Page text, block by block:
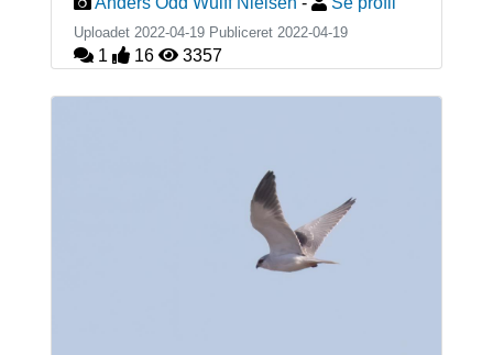
Uploadet 2022-04-19 Publiceret 2022-04-19
1 16 3357